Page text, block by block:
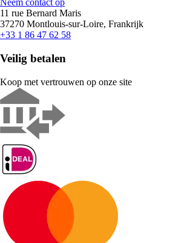
Neem contact op
11 rue Bernard Maris
37270 Montlouis-sur-Loire, Frankrijk
+33 1 86 47 62 58
Veilig betalen
Koop met vertrouwen op onze site